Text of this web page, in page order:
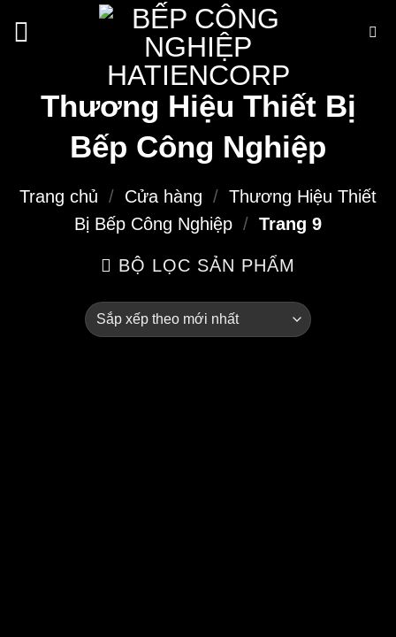
qua
Thương Hiệu Thiết Bị
Bếp Công Nghiệp
Trang chủ / Cửa hàng / Thương Hiệu Thiết
Bị Bếp Công Nghiệp / Trang 9
BỘ LỌC SẢN PHẨM